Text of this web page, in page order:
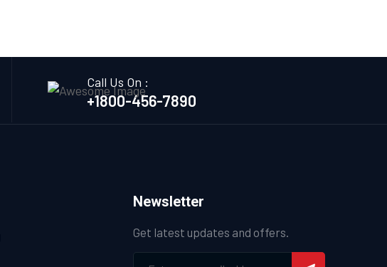
Call Us On :
+1800-456-7890
Newsletter
Get latest updates and offers.